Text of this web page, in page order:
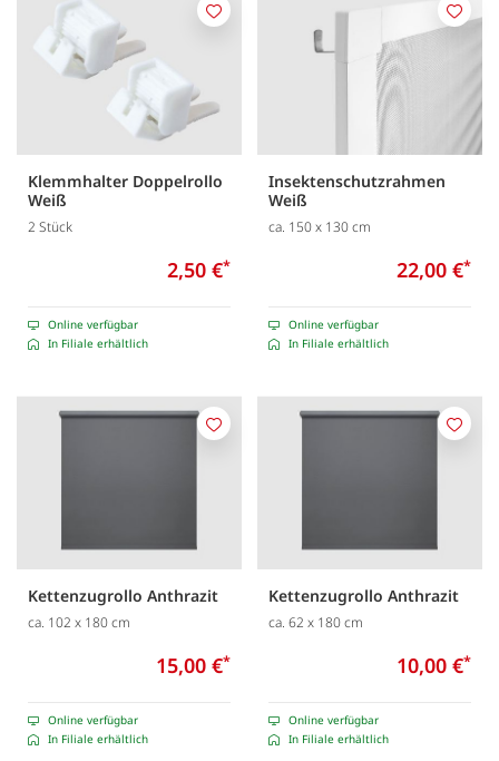
Klemmhalter Doppelrollo
Weiß
2 Stück
2,50 €*
Online verfügbar
In Filiale erhältlich
Merken
Insektenschutzrahmen
Weiß
ca. 150 x 130 cm
22,00 €*
Online verfügbar
In Filiale erhältlich
Kettenzugrollo Anthrazit
ca. 102 x 180 cm
15,00 €*
Online verfügbar
In Filiale erhältlich
Merken
Kettenzugrollo Anthrazit
ca. 62 x 180 cm
10,00 €*
Online verfügbar
In Filiale erhältlich